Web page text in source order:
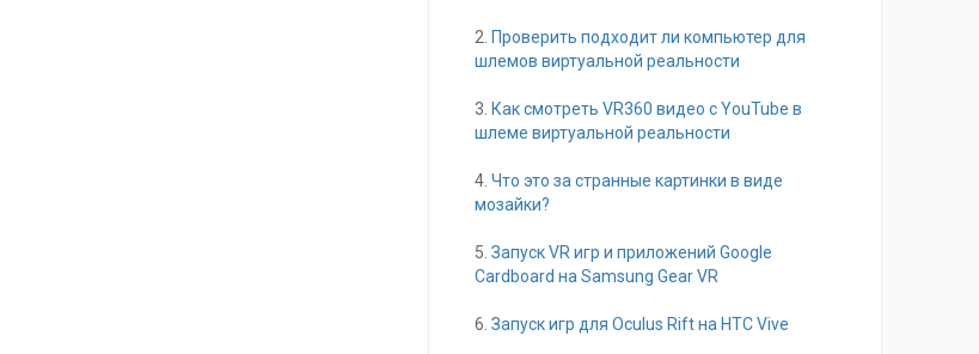
2. Проверить подходит ли компьютер для
шлемов виртуальной реальности
3. Как смотреть VR360 видео с YouTube в
шлеме виртуальной реальности
4. Что это за странные картинки в виде
мозайки?
5. Запуск VR игр и приложений Google
Cardboard на Samsung Gear VR
6. Запуск игр для Oculus Rift на HTC Vive